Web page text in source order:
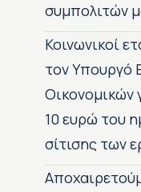
συμπολιτών
Κοινωνικοί
τον Υπουργό
Οικονομικών
10 ευρώ του
σίτισης των